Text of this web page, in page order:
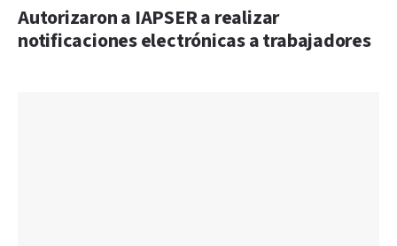
Autorizaron a IAPSER a realizar
notificaciones electrónicas a trabajadores